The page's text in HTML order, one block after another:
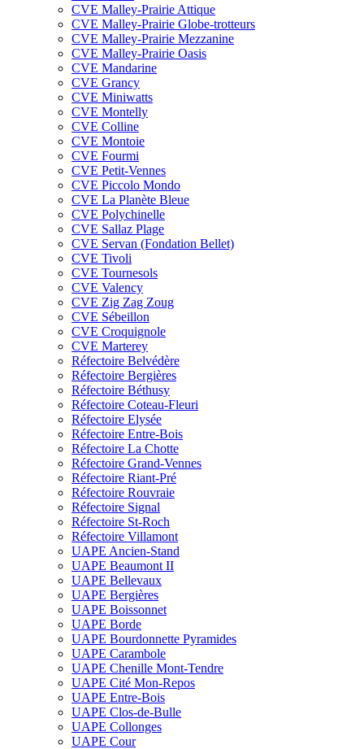
CVE Malley-Prairie Attique
CVE Malley-Prairie Globe-trotteurs
CVE Malley-Prairie Mezzanine
CVE Malley-Prairie Oasis
CVE Mandarine
CVE Grancy
CVE Miniwatts
CVE Montelly
CVE Colline
CVE Montoie
CVE Fourmi
CVE Petit-Vennes
CVE Piccolo Mondo
CVE La Planète Bleue
CVE Polychinelle
CVE Sallaz Plage
CVE Servan (Fondation Bellet)
CVE Tivoli
CVE Tournesols
CVE Valency
CVE Zig Zag Zoug
CVE Sébeillon
CVE Croquignole
CVE Marterey
Réfectoire Belvédère
Réfectoire Bergières
Réfectoire Béthusy
Réfectoire Coteau-Fleuri
Réfectoire Elysée
Réfectoire Entre-Bois
Réfectoire La Chotte
Réfectoire Grand-Vennes
Réfectoire Riant-Pré
Réfectoire Rouvraie
Réfectoire Signal
Réfectoire St-Roch
Réfectoire Villamont
UAPE Ancien-Stand
UAPE Beaumont II
UAPE Bellevaux
UAPE Bergières
UAPE Boissonnet
UAPE Borde
UAPE Bourdonnette Pyramides
UAPE Carambole
UAPE Chenille Mont-Tendre
UAPE Cité Mon-Repos
UAPE Entre-Bois
UAPE Clos-de-Bulle
UAPE Collonges
UAPE Cour